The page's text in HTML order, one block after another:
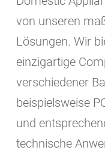
von unseren
Lösungen. Wir
einzigartige
verschiedener
beispielsweise
und
technische